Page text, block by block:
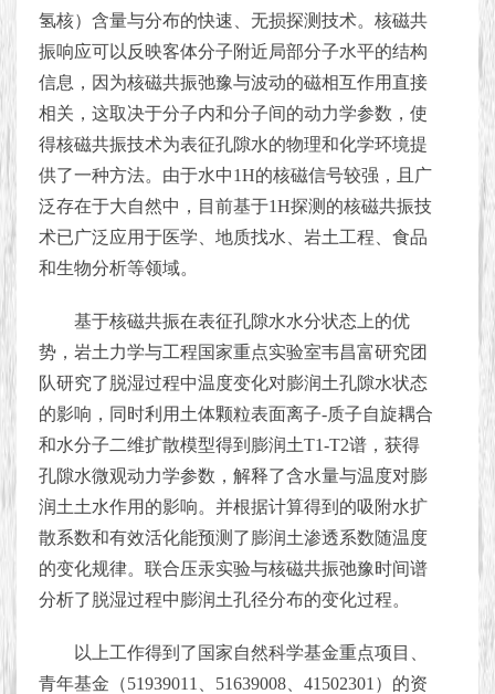
氢核）含量与分布的快速、无损探测技术。核磁共
振响应可以反映客体分子附近局部分子水平的结构
信息，因为核磁共振弛豫与波动的磁相互作用直接
相关，这取决于分子内和分子间的动力学参数，使
得核磁共振技术为表征孔隙水的物理和化学环境提
供了一种方法。由于水中1H的核磁信号较强，且广
泛存在于大自然中，目前基于1H探测的核磁共振技
术已广泛应用于医学、地质找水、岩土工程、食品
和生物分析等领域。
基于核磁共振在表征孔隙水水分状态上的优
势，岩土力学与工程国家重点实验室韦昌富研究团
队研究了脱湿过程中温度变化对膨润土孔隙水状态
的影响，同时利用土体颗粒表面离子-质子自旋耦合
和水分子二维扩散模型得到膨润土T1-T2谱，获得
孔隙水微观动力学参数，解释了含水量与温度对膨
润土土水作用的影响。并根据计算得到的吸附水扩
散系数和有效活化能预测了膨润土渗透系数随温度
的变化规律。联合压汞实验与核磁共振弛豫时间谱
分析了脱湿过程中膨润土孔径分布的变化过程。
以上工作得到了国家自然科学基金重点项目、
青年基金（51939011、51639008、41502301）的资